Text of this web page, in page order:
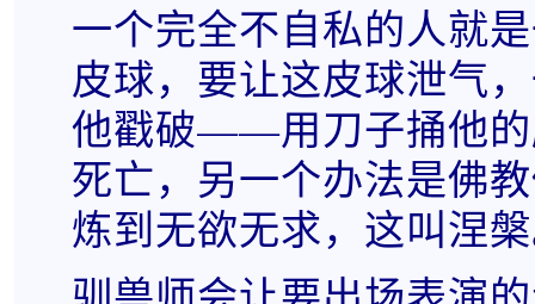
一个完全不自私的人就
皮球，要让这皮球泄气
他戳破——用刀子捅他的
死亡，另一个办法是佛
炼到无欲无求，这叫涅